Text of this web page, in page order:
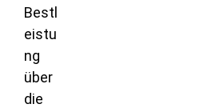
Bestl
eistu
ng
über
die